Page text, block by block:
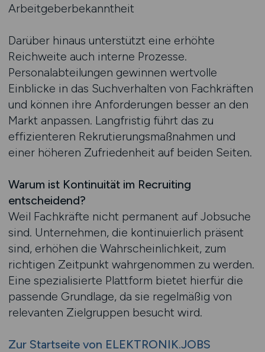
Arbeitgeberbekanntheit
Darüber hinaus unterstützt eine erhöhte
Reichweite auch interne Prozesse.
Personalabteilungen gewinnen wertvolle
Einblicke in das Suchverhalten von Fachkräften
und können ihre Anforderungen besser an den
Markt anpassen. Langfristig führt das zu
effizienteren Rekrutierungsmaßnahmen und
einer höheren Zufriedenheit auf beiden Seiten.
Warum ist Kontinuität im Recruiting
entscheidend?
Weil Fachkräfte nicht permanent auf Jobsuche
sind. Unternehmen, die kontinuierlich präsent
sind, erhöhen die Wahrscheinlichkeit, zum
richtigen Zeitpunkt wahrgenommen zu werden.
Eine spezialisierte Plattform bietet hierfür die
passende Grundlage, da sie regelmäßig von
relevanten Zielgruppen besucht wird.
Zur Startseite von ELEKTRONIK.JOBS